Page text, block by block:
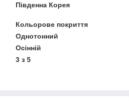
Південна Корея
Кольорове покриття
Однотонний
Осінній
3 з 5